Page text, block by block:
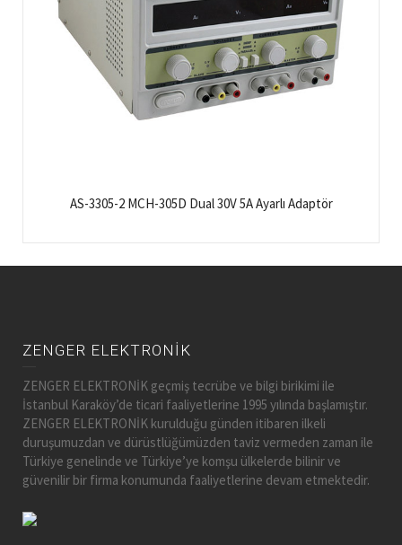
AS-3305-2 MCH-305D Dual 30V 5A Ayarlı Adaptör
ZENGER ELEKTRONİK
ZENGER ELEKTRONİK geçmiş tecrübe ve bilgi birikimi ile
İstanbul Karaköy’de ticari faaliyetlerine 1995 yılında başlamıştır.
ZENGER ELEKTRONİK kurulduğu günden itibaren ilkeli
duruşumuzdan ve dürüstlüğümüzden taviz vermeden zaman ile
Türkiye genelinde ve Türkiye’ye komşu ülkelerde bilinir ve
güvenilir bir firma konumunda faaliyetlerine devam etmektedir.